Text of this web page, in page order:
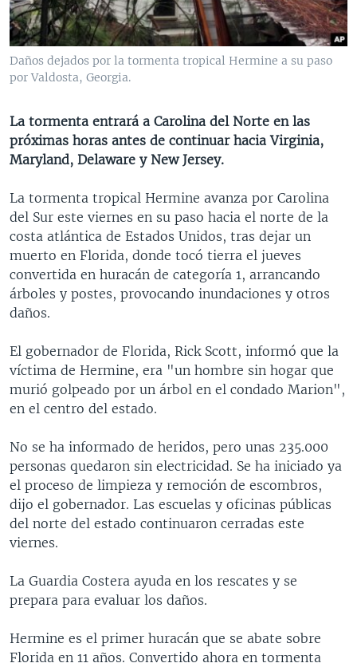
VENEZUELA
BRASIL
NICARAGUA
ECONOMÍA
ENTRETENIMIENTO Y CULTURA
TECNOLOGÍA
CIENCIA Y SALUD
MULTIMEDIA
VIDEOS
FOTOGRAFÍA
PROGRAMAS TV
EL MUNDO AL DÍA
VISIÓN 360
LAS CLAVES
RADIO
AUDIONOTICIAS
BUENOS DÍAS AMÉRICA
EL MUNDO AL DÍA [RADIO]
FORO [RADIO]
DEPORTIVO INTERNACIONAL
NOTA ECONÓMICA
DOCUMENTALES DE LA VOA
Learning English
SÍGANOS
Idiomas
Daños dejados por la tormenta tropical Hermine a su paso
por Valdosta, Georgia.
La tormenta entrará a Carolina del Norte en las
próximas horas antes de continuar hacia Virginia,
Maryland, Delaware y New Jersey.
La tormenta tropical Hermine avanza por Carolina
del Sur este viernes en su paso hacia el norte de la
costa atlántica de Estados Unidos, tras dejar un
muerto en Florida, donde tocó tierra el jueves
convertida en huracán de categoría 1, arrancando
árboles y postes, provocando inundaciones y otros
daños.
El gobernador de Florida, Rick Scott, informó que la
víctima de Hermine, era "un hombre sin hogar que
murió golpeado por un árbol en el condado Marion",
en el centro del estado.
No se ha informado de heridos, pero unas 235.000
personas quedaron sin electricidad. Se ha iniciado ya
el proceso de limpieza y remoción de escombros,
dijo el gobernador. Las escuelas y oficinas públicas
del norte del estado continuaron cerradas este
viernes.
La Guardia Costera ayuda en los rescates y se
prepara para evaluar los daños.
Hermine es el primer huracán que se abate sobre
Florida en 11 años. Convertido ahora en tormenta